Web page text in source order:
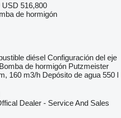
USD 516,800
de hormigón
diésel Configuración del eje
Bomba de hormigón Putzmeister
160 m3/h Depósito de agua 550 l
Dealer - Service And Sales